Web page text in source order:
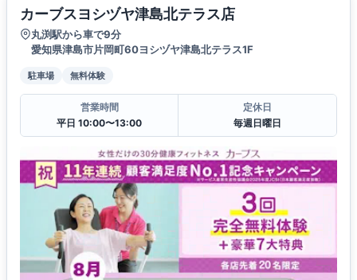
カーブスヨシヅヤ津島北テラス店
丸渕駅から車で9分
愛知県津島市片岡町60ヨシヅヤ津島北テラス1F
駐車場 無料体験
営業時間
平日 10:00〜13:00
定休日
毎週日曜日